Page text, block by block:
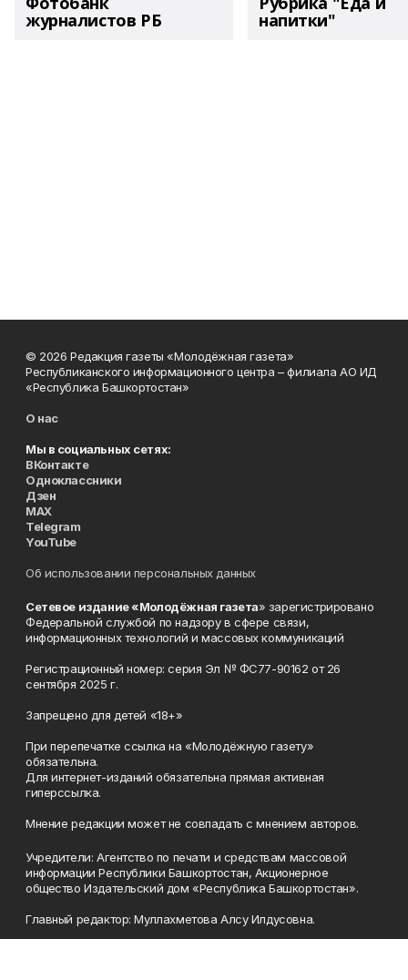
журналистов РБ напитки"
© 2026 Редакция газеты «Молодёжная газета»
Республиканского информационного центра – филиала АО ИД
«Республика Башкортостан»
О нас
Мы в социальных сетях:
ВКонтакте
Одноклассники
Дзен
MAX
Telegram
YouTube
Об использовании персональных данных
Сетевое издание «Молодёжная газета» зарегистрировано
Федеральной службой по надзору в сфере связи,
информационных технологий и массовых коммуникаций
Регистрационный номер: серия Эл № ФС77-90162 от 26
сентября 2025 г.
Запрещено для детей «18+»
При перепечатке ссылка на «Молодёжную газету»
обязательна.
Для интернет-изданий обязательна прямая активная
гиперссылка.
Мнение редакции может не совпадать с мнением авторов.
Учредители: Агентство по печати и средствам массовой
информации Республики Башкортостан, Акционерное
общество Издательский дом «Республика Башкортостан».
Главный редактор: Муллахметова Алсу Илдусовна.